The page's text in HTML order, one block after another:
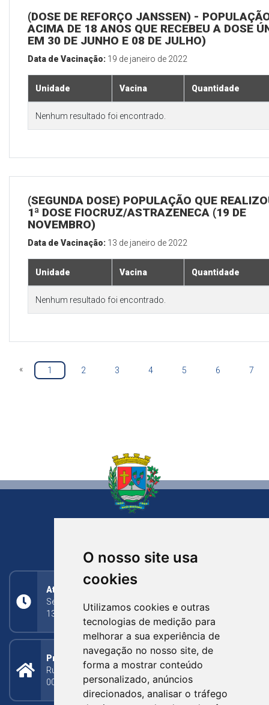
O nosso site usa
cookies
Utilizamos cookies e outras
tecnologias de medição para
melhorar a sua experiência de
navegação no nosso site, de
forma a mostrar conteúdo
personalizado, anúncios
direcionados, analisar o tráfego
(DOSE DE REFORÇO JANSSEN) -
ACIMA DE 18 ANOS QUE RECEBEU A DOSE
EM 30 DE JUNHO E 08 DE JULHO)
Data de Vacinação: 19 de janeiro de 2022
Unidade Vacina Quantidade
Nenhum resultado foi encontrado.
(SEGUNDA DOSE) POPULAÇÃO QUE
1ª DOSE FIOCRUZ/ASTRAZENECA (19 DE
NOVEMBRO)
Data de Vacinação: 13 de janeiro de 2022
Unidade Vacina Quantidade
Nenhum resultado foi encontrado.
« 1 2 3 4 5 6 7
Atendimento
Segunda a Sexta: 8h às 11h30min (manhã);
13h30min às 17h (tarde)
Prefeitura Municipal
Rua Silva Jardim, 505 - Bairro Centro - CEP: 95340-
000